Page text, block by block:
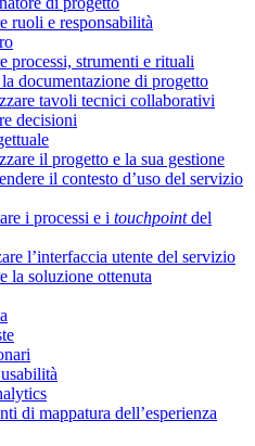
ruoli e responsabilità
processi, strumenti e rituali
documentazione di progetto
tavoli tecnici collaborativi
decisioni
il progetto e la sua gestione
il contesto d’uso del servizio
i processi e i touchpointdel
l’interfaccia utente del servizio
la soluzione ottenuta
di mappatura dell’esperienza